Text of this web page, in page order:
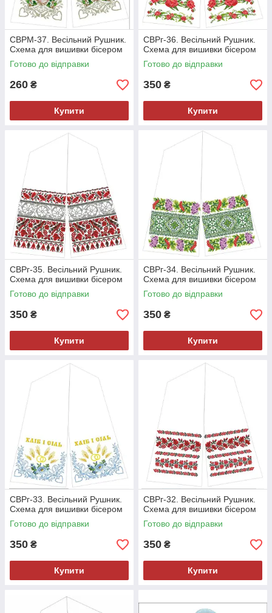
СВРМ-37. Весільний Рушник.
Схема для вишивки бісером
Готово до відправки
260 ₴
Купити
СВРг-36. Весільний Рушник.
Схема для вишивки бісером
Готово до відправки
350 ₴
Купити
СВРг-35. Весільний Рушник.
Схема для вишивки бісером
Готово до відправки
350 ₴
Купити
СВРг-34. Весільний Рушник.
Схема для вишивки бісером
Готово до відправки
350 ₴
Купити
СВРг-33. Весільний Рушник.
Схема для вишивки бісером
Готово до відправки
350 ₴
Купити
СВРг-32. Весільний Рушник.
Схема для вишивки бісером
Готово до відправки
350 ₴
Купити